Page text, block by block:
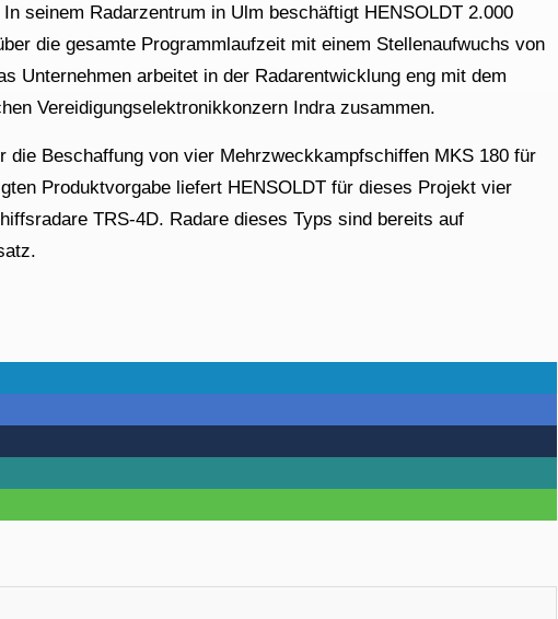
seinem Radarzentrum in Ulm beschäftigt HENSOLDT 2.000
die gesamte Programmlaufzeit mit einem Stellenaufwuchs von
Unternehmen arbeitet in der Radarentwicklung eng mit dem
Vereidigungselektronikkonzern Indra zusammen.
Beschaffung von vier Mehrzweckkampfschiffen MKS 180 für
Produktvorgabe liefert HENSOLDT für dieses Projekt vier
TRS-4D. Radare dieses Typs sind bereits auf